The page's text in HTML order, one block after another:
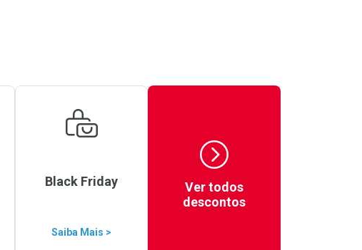
Black Friday
Saiba Mais >
Ver todos
descontos